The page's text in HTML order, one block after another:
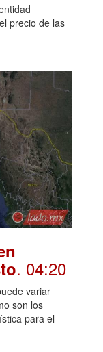
precio de las
. 04:20
variar
son los
para el